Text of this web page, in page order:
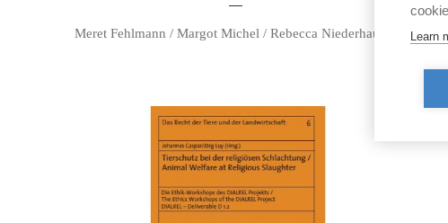
Meret Fehlmann / Margot Michel / Rebecca Niederhauser Learn